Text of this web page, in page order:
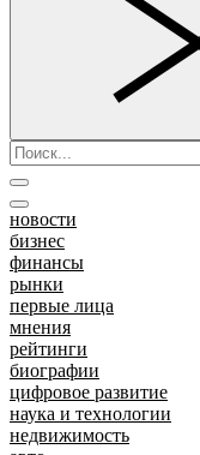
новости
бизнес
финансы
рынки
первые лица
мнения
рейтинги
биографии
цифровое развитие
наука и технологии
недвижимость